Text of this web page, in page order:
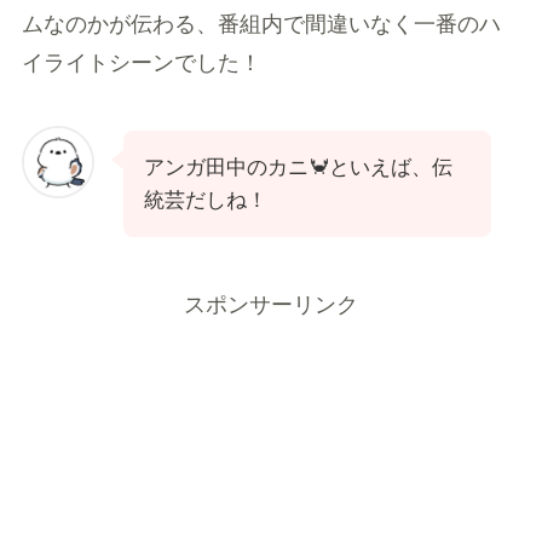
ムなのかが伝わる、番組内で間違いなく一番のハ
イライトシーンでした！
アンガ田中のカニ🦀といえば、伝
統芸だしね！
スポンサーリンク